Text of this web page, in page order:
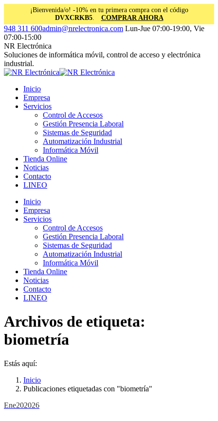
¡Bienvenida/o! -10% en tu primera compra con el código
DVXCRKB5. COMPRAR AHORA
Saltar
al
contenido
Facebook
page
opens
in
new
window
Instagram
page
opens
in
new
window
Linkedin
page
opens
in
new
window
948 311 600admin@nrelectronica.com Lun-Jue 07:00-19:00, Vie
07:00-15:00
NR Electrónica
Soluciones de informática móvil, control de acceso y electrónica
industrial.
Inicio
Empresa
Servicios
Control de Accesos
Gestión Presencia Laboral
Sistemas de Seguridad
Automatización Industrial
Informática Móvil
Tienda Online
Noticias
Contacto
LINEO
Inicio
Empresa
Servicios
Control de Accesos
Gestión Presencia Laboral
Sistemas de Seguridad
Automatización Industrial
Informática Móvil
Tienda Online
Noticias
Contacto
LINEO
Archivos de etiqueta:
biometría
Estás aquí:
Inicio
Publicaciones etiquetadas con "biometría"
Ene202026